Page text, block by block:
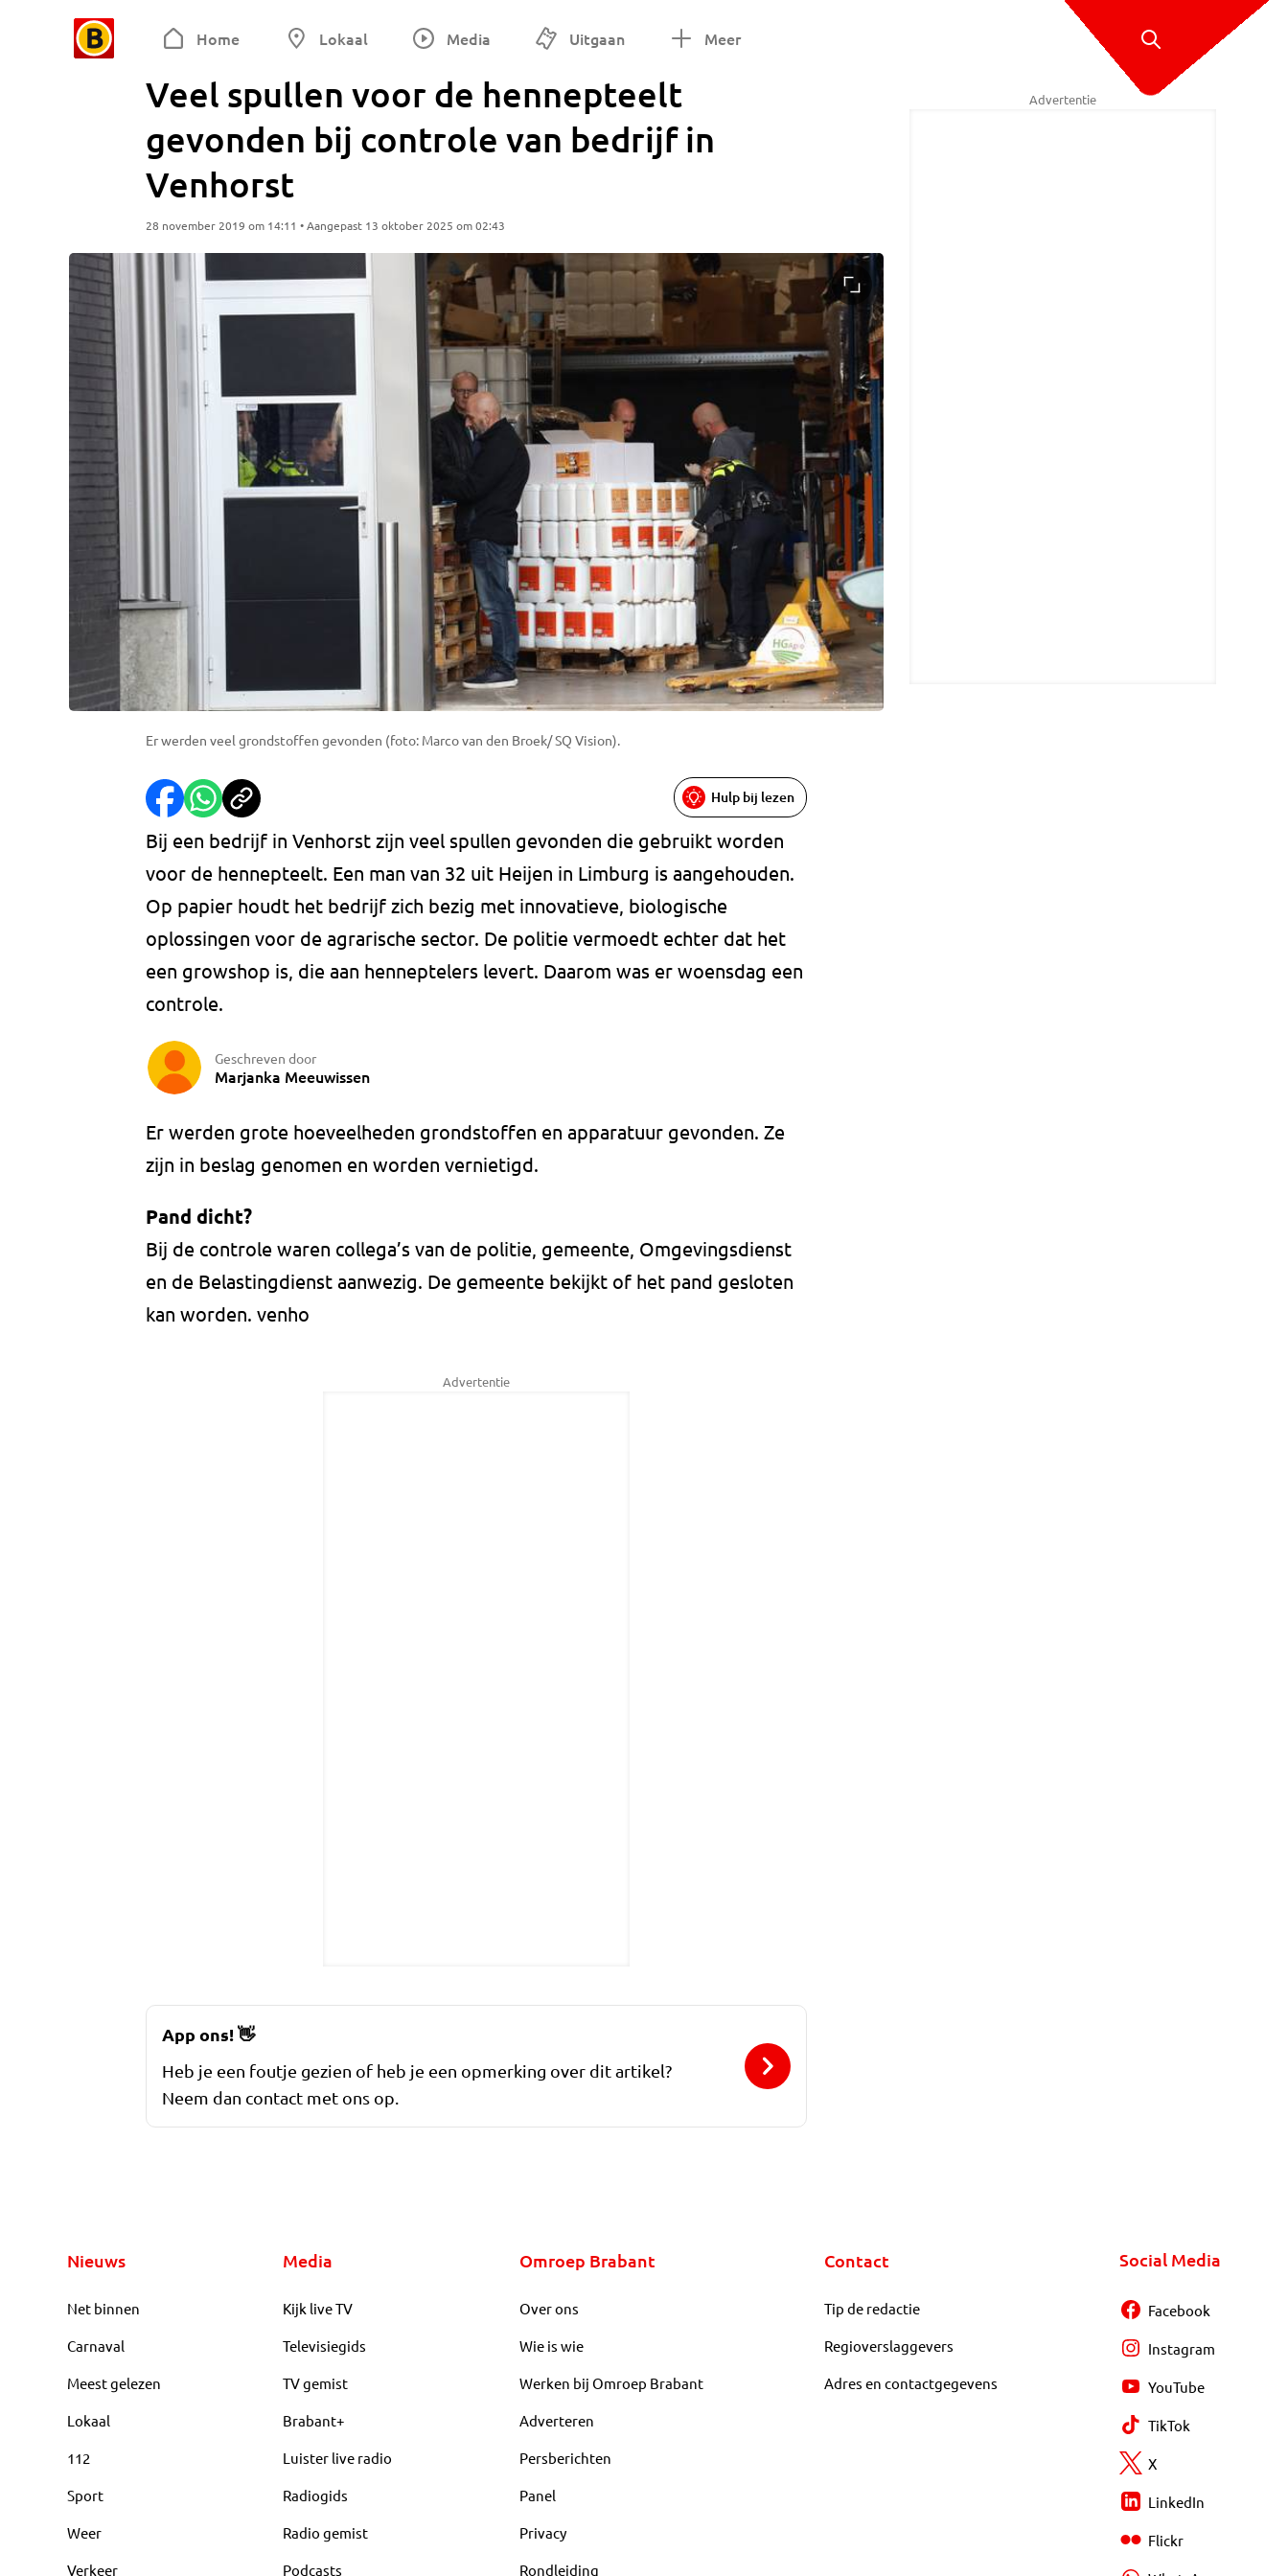
Home Lokaal Media Uitgaan Meer
Veel spullen voor de hennepteelt
gevonden bij controle van bedrijf in
Venhorst
28 november 2019 om 14:11 • Aangepast 13 oktober 2025 om 02:43
Er werden veel grondstoffen gevonden (foto: Marco van den Broek/ SQ Vision).
Hulp bij lezen
Bij een bedrijf in Venhorst zijn veel spullen gevonden die gebruikt worden
voor de hennepteelt. Een man van 32 uit Heijen in Limburg is aangehouden.
Op papier houdt het bedrijf zich bezig met innovatieve, biologische
oplossingen voor de agrarische sector. De politie vermoedt echter dat het
een growshop is, die aan henneptelers levert. Daarom was er woensdag een
controle.
Geschreven door
Marjanka Meeuwissen
Er werden grote hoeveelheden grondstoffen en apparatuur gevonden. Ze
zijn in beslag genomen en worden vernietigd.
Pand dicht?
Bij de controle waren collega’s van de politie, gemeente, Omgevingsdienst
en de Belastingdienst aanwezig. De gemeente bekijkt of het pand gesloten
kan worden. venho
Advertentie
Advertentie
App ons!👋
Heb je een foutje gezien of heb je een opmerking over dit artikel?
Neem dan contact met ons op.
Nieuws
Net binnen
Carnaval
Meest gelezen
Lokaal
112
Sport
Weer
Verkeer
Media
Kijk live TV
Televisiegids
TV gemist
Brabant+
Luister live radio
Radiogids
Radio gemist
Podcasts
Omroep Brabant
Over ons
Wie is wie
Werken bij Omroep Brabant
Adverteren
Persberichten
Panel
Privacy
Rondleiding
Contact
Tip de redactie
Regioverslaggevers
Adres en contactgegevens
Social Media
Facebook
Instagram
YouTube
TikTok
X
LinkedIn
Flickr